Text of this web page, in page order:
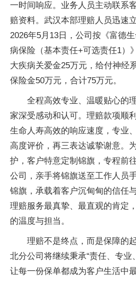
一时间响应。业务人员主动联系
赔资料。武汉本部理赔人员迅速
2026年5月13日，公司按《富德
病保险（基本责任+可选责任1）
大疾病关爱金25万元，给付神经
保险金50万元，合计75万元。
全程高效专业、温暖贴心的
家深受感动和认可。理赔款项顺
生命人寿高效的响应速度，专业
高度评价，再三表达诚挚谢意。
护，客户特意定制锦旗，专程前
公司，亲手将锦旗送至工作人员
锦旗，承载着客户沉甸甸的信任
理赔服务最真挚、最直观的肯定
的温度与担当。
理赔不是终点，而是保障的
北分公司将继续秉承“责任、专业
让每一份保单都成为客户生活中